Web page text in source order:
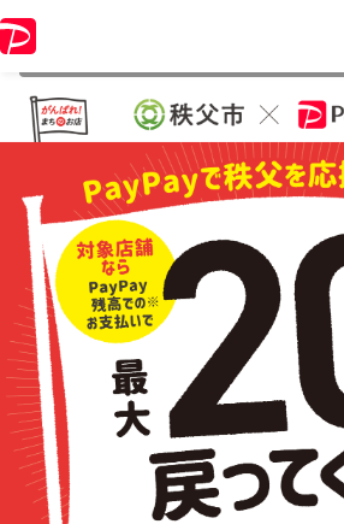
情報はキャンペーン終了時点のものになります。